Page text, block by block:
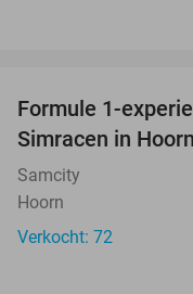
Formule 1-
Simracen in Hoorn
Samcity
Hoorn
Verkocht: 72